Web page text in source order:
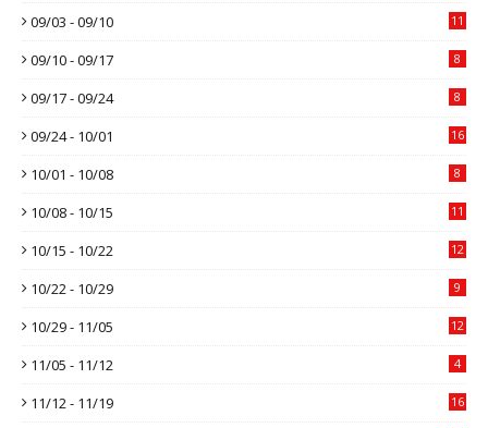
09/03 - 09/10 11
09/10 - 09/17 8
09/17 - 09/24 8
09/24 - 10/01 16
10/01 - 10/08 8
10/08 - 10/15 11
10/15 - 10/22 12
10/22 - 10/29 9
10/29 - 11/05 12
11/05 - 11/12 4
11/12 - 11/19 16